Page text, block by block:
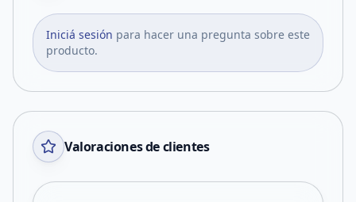
Iniciá sesión para hacer una pregunta sobre este
producto.
Valoraciones de clientes